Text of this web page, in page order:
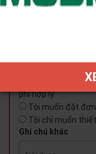
Biệt thự
Quý khách có
Tôi muốn X
phí hợp lý
Tôi muốn đặt
Tôi chỉ muốn
Ghi chú khác